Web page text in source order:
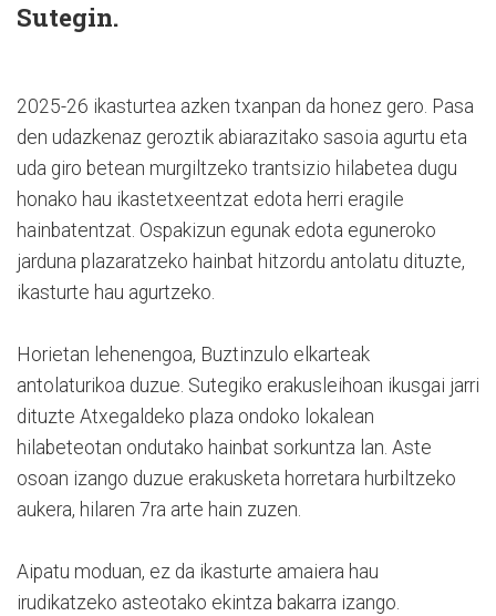
Sutegin.
2025-26 ikasturtea azken txanpan da honez gero. Pasa
den udazkenaz geroztik abiarazitako sasoia agurtu eta
uda giro betean murgiltzeko trantsizio hilabetea dugu
honako hau ikastetxeentzat edota herri eragile
hainbatentzat. Ospakizun egunak edota eguneroko
jarduna plazaratzeko hainbat hitzordu antolatu dituzte,
ikasturte hau agurtzeko.
Horietan lehenengoa, Buztinzulo elkarteak
antolaturikoa duzue. Sutegiko erakusleihoan ikusgai jarri
dituzte Atxegaldeko plaza ondoko lokalean
hilabeteotan ondutako hainbat sorkuntza lan. Aste
osoan izango duzue erakusketa horretara hurbiltzeko
aukera, hilaren 7ra arte hain zuzen.
Aipatu moduan, ez da ikasturte amaiera hau
irudikatzeko asteotako ekintza bakarra izango.